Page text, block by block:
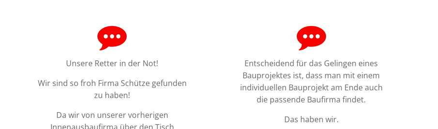
Unsere Retter in der Not!
Wir sind so froh Firma Schütze gefunden
zu haben!
Da wir von unserer vorherigen
Entscheidend für das Gelingen eines
Bauprojektes ist, dass man mit einem
individuellen Bauprojekt am Ende auch
die passende Baufirma findet.
Das haben wir.